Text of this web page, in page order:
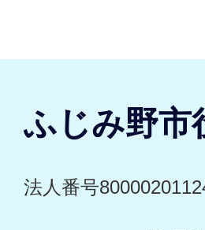
ふじみ野市
法人番号